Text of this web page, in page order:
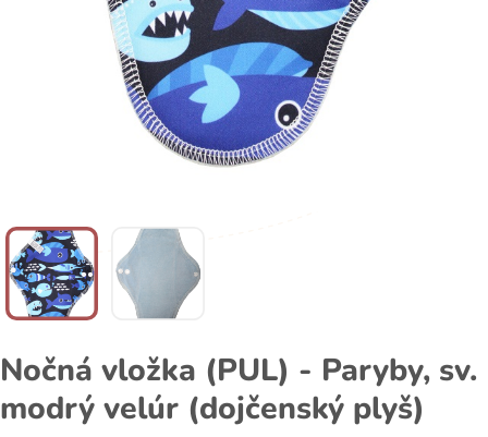
Nočná vložka (PUL) - Paryby, sv.
modrý velúr (dojčenský plyš)